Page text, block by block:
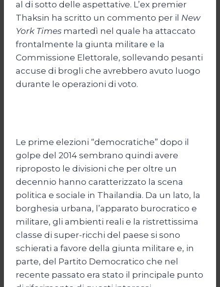
al di sotto delle aspettative. L’ex premier
Thaksin ha scritto un commento per il New
York Times martedì nel quale ha attaccato
frontalmente la giunta militare e la
Commissione Elettorale, sollevando pesanti
accuse di brogli che avrebbero avuto luogo
durante le operazioni di voto.
Le prime elezioni “democratiche” dopo il
golpe del 2014 sembrano quindi avere
riproposto le divisioni che per oltre un
decennio hanno caratterizzato la scena
politica e sociale in Thailandia. Da un lato, la
borghesia urbana, l’apparato burocratico e
militare, gli ambienti reali e la ristrettissima
classe di super-ricchi del paese si sono
schierati a favore della giunta militare e, in
parte, del Partito Democratico che nel
recente passato era stato il principale punto